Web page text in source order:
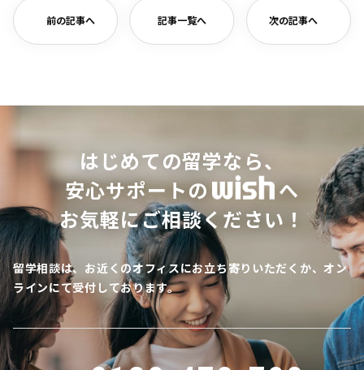
前の記事へ 記事一覧へ 次の記事へ
はじめての留学なら、
安心サポートの
へ
お気軽にご相談ください！
留学相談は、お近くのオフィスにお立ち寄りいただくか、オン
ラインにて受付しております。